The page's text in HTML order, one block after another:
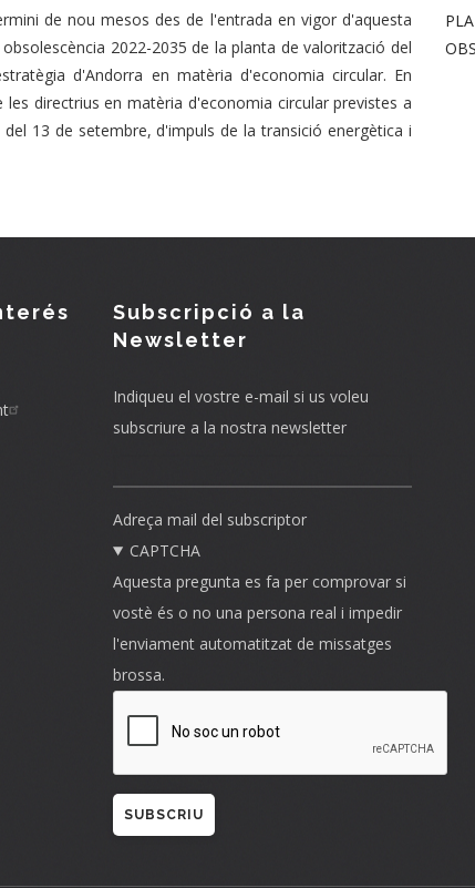
de nou mesos des de l'entrada en vigor d'aquesta
2022-2035 de la planta de valorització del
d'Andorra en matèria d'economia circular. En
directrius en matèria d'economia circular previstes a
13 de setembre, d'impuls de la transició energètica i
Subscripció a la
Newsletter
Indiqueu el vostre e-mail si us voleu
subscriure a la nostra newsletter
Adreça mail del subscriptor
CAPTCHA
Aquesta pregunta es fa per comprovar si
vostè és o no una persona real i impedir
l'enviament automatitzat de missatges
brossa.